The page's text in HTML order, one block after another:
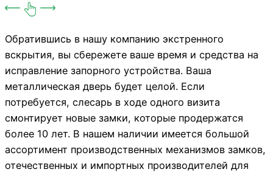
Обратившись в нашу компанию экстренного
вскрытия, вы сбережете ваше время и средства на
исправление запорного устройства. Ваша
металлическая дверь будет целой. Если
потребуется, слесарь в ходе одного визита
смонтирует новые замки, которые продержатся
более 10 лет. В нашем наличии имеется большой
ассортимент производственных механизмов замков,
отечественных и импортных производителей для